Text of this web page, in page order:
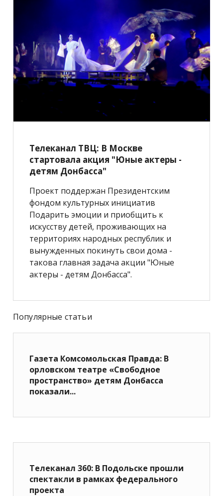
Телеканал ТВЦ: В Москве
стартовала акция "Юные актеры -
детям Донбасса"
Проект поддержан Президентским
фондом культурных инициатив
Подарить эмоции и приобщить к
искусству детей, проживающих на
территориях народных республик и
вынужденных покинуть свои дома -
такова главная задача акции "Юные
актеры - детям Донбасса".
Популярные статьи
Газета Комсомольская Правда: В
орловском театре «Свободное
пространство» детям Донбасса
показали...
Телеканал 360: В Подольске прошли
спектакли в рамках федерального
проекта